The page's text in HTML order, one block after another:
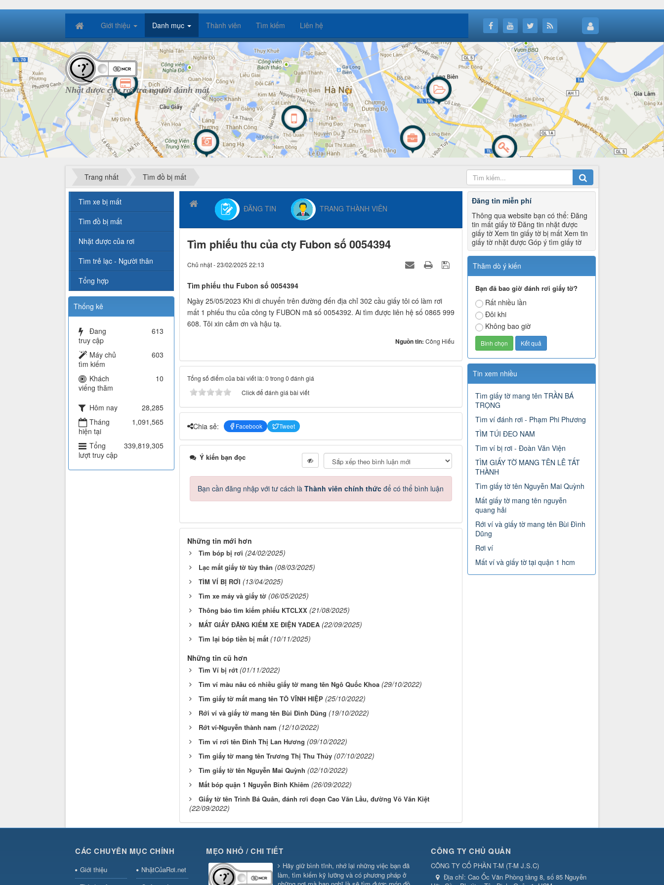
Giới thiệu Danh mục Thành viên Tìm kiếm Liên hệ
Nhặt được của rơi trả người đánh mất
Trang nhất Tìm đồ bị mất
ĐĂNG TIN TRANG THÀNH VIÊN
Tìm phiếu thu của cty Fubon số 0054394
Chủ nhật - 23/02/2025 22:13
Tìm phiếu thu Fubon số 0054394
Ngày 25/05/2023 Khi di chuyển trên đường đến địa chỉ 302 cầu giấy tôi có làm rơi
mất 1 phiếu thu của công ty FUBON mã số 0054392. Ai tìm được liên hệ số 0865 999
608. Tôi xin cảm ơn và hậu tạ.
Nguồn tin:Công Hiếu
Tổng số điểm của bài viết là: 0 trong 0 đánh giá
Click để đánh giá bài viết
Chia sẻ: Facebook Tweet
Ý kiến bạn đọc
Bạn cần đăng nhập với tư cách là Thành viên chính thứcđể có thể bình luận
Những tin mới hơn
Tìm bóp bị rơi (24/02/2025)
Lạc mất giấy tờ tùy thân (08/03/2025)
TÌM VÍ BỊ RƠI (13/04/2025)
Tìm xe máy và giấy tờ (06/05/2025)
Thông báo tìm kiếm phiếu KTCLXX (21/08/2025)
MẤT GIẤY ĐĂNG KIỂM XE ĐIỆN YADEA (22/09/2025)
Tìm lại bóp tiền bị mất (10/11/2025)
Những tin cũ hơn
Tìm Ví bị rớt (01/11/2022)
Tìm ví màu nâu có nhiều giấy tờ mang tên Ngô Quốc Khoa (29/10/2022)
Tìm giấy tờ mất mang tên TÔ VĨNH HIỆP (25/10/2022)
Rới ví và giấy tờ mang tên Bùi Đình Dũng (19/10/2022)
Rớt ví-Nguyễn thành nam (12/10/2022)
Tìm ví rơi tên Đinh Thị Lan Hương (09/10/2022)
Tìm giấy tờ mang tên Trương Thị Thu Thủy (07/10/2022)
Tìm giấy tờ tên Nguyễn Mai Quỳnh (02/10/2022)
Mất bóp quận 1 Nguyễn Bỉnh Khiêm (26/09/2022)
Giấy tờ tên Trình Bá Quân, đánh rơi đoạn Cao Văn Lầu, đường Võ Văn Kiệt
(22/09/2022)
Đăng tin miễn phí
Thông qua website bạn có thể: Đăng
tin mất giấy tờ Đăng tin nhặt được
giấy tờ Xem tin giấy tờ bị mất Xem tin
giấy tờ nhặt được Góp ý tìm giấy tờ
Thăm dò ý kiến
Bạn đã bao giờ đánh rơi giấy tờ?
Rất nhiều lần
Đôi khi
Không bao giờ
Tin xem nhiều
Tìm giấy tờ mang tên TRẦN BÁ
TRỌNG
Tìm ví đánh rơi - Phạm Phi Phương
TÌM TÚI ĐEO NAM
Tìm ví bị rơi - Đoàn Văn Viện
TÌM GIẤY TỜ MANG TÊN LÊ TẤT
THÀNH
Tìm giấy tờ tên Nguyễn Mai Quỳnh
Mất giấy tờ mang tên nguyễn
quang hải
Rới ví và giấy tờ mang tên Bùi Đình
Dũng
Rơi ví
Mất ví và giấy tờ tại quận 1 hcm
Tìm xe bị mất
Tìm đồ bị mất
Nhặt được của rơi
Tìm trẻ lạc - Người thân
Tổng hợp
Thống kê
Đang
truy cập
613
Máy chủ
tìm kiếm
603
Khách
viếng thăm
10
Hôm nay
28,285
Tháng
hiện tại
1,091,565
Tổng
lượt truy cập
339,819,305
CÁC CHUYÊN MỤC CHÍNH
Giới thiệu
NhặtCủaRơi.net
MẸO NHỎ / CHI TIẾT
Hãy giữ bình tĩnh, nhớ lại những việc bạn đã
làm, tìm kiếm kỹ lưỡng và có phương pháp ở
CÔNG TY CHỦ QUẢN
CÔNG TY CỔ PHẦN T-M (T-M J.S.C)
Địa chỉ: Cao Ốc Văn Phòng tầng 8, số 85 Nguyễn